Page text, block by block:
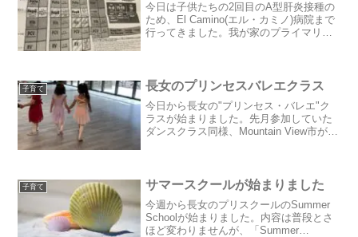
今日は子供たちの2回目のA型肝炎接種の
ため、El Camino(エル・カミノ)病院まで
行ってきました。我が家のプライマリー
子育て 長女のプリンセスバレエクラス
今日から長女の"プリンセス・バレエ"ク
ラスが始まりました。先月参加していた
ダンスクラス同様、Mountain View市が運
ーズも...
子育て サマースクールが始まりました
今週から長女のプリスクールのSummer
Schoolが始まりました。内容は普段とさ
ほど変わりませんが、「Summer